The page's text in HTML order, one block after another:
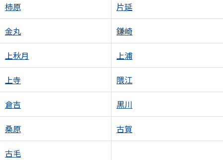
柿原 片延
金丸 鎌崎
上秋月 上浦
上寺 隈江
倉吉 黒川
桑原 古賀
古毛